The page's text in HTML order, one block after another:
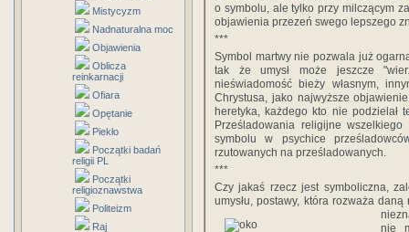
Mistycyzm
Nadnaturalna moc
Objawienia
Oblicza
reinkarnacji
Ofiara
Opętanie
Piekło
Początki badań
religii PL
Początki
religioznawstwa
Politeizm
Raj
o symbolu, ale tylko przy milczącym
objawienia przezeń swego lepszego
***
Symbol martwy nie pozwala już
tak że umysł może jeszcze
nieświadomość bieży własnym,
Chrystusa, jako najwyższe
heretyka, każdego kto nie podzielał
Prześladowania religijne wszelkiego
symbolu w psychice
rzutowanych na prześladowanych.
***
Czy jakaś rzecz jest symboliczna,
umysłu, postawy, która rozważa
nie